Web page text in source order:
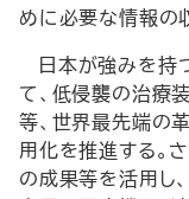
めに必要な情報の
日本が強みを持
て、低侵襲の治療
等、世界最先端の
用化を推進する。
の成果等を活用し